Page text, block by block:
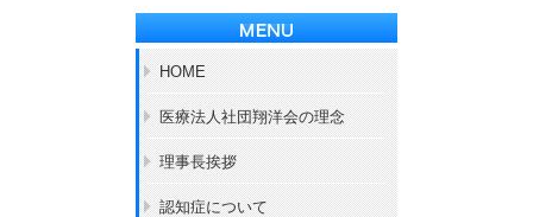
HOME
医療法人社団翔洋会の理念
理事長挨拶
認知症について